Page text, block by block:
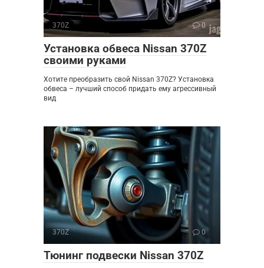
370Z 0
Установка обвеса Nissan 370Z
своими руками
Хотите преобразить свой Nissan 370Z? Установка
обвеса – лучший способ придать ему агрессивный
вид
370Z 0
Тюнинг подвески Nissan 370Z